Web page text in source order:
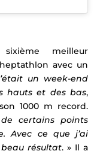
meilleur
avec un
un week-end
hauts et des bas,
1000 m record.
certains points
Avec ce que j’ai
résultat. » Il a